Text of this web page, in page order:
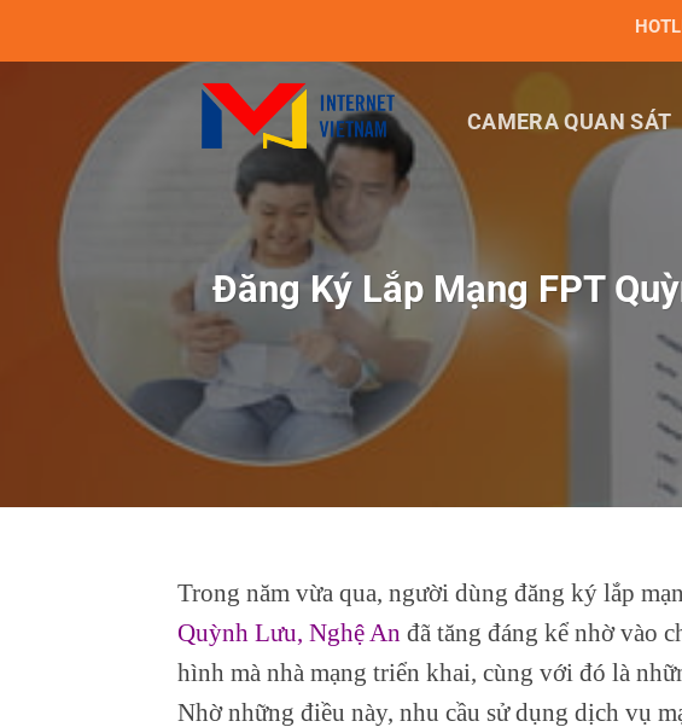
CAMERA QUAN SÁT
Đăng Ký Lắp Mạng FPT
Trong năm vừa qua, người dùng đăng ký lắp
Quỳnh Lưu, Nghệ An đã tăng đáng kể nhờ vào
hình mà nhà mạng triển khai, cùng với đó là
Nhờ những điều này, nhu cầu sử dụng dịch vụ